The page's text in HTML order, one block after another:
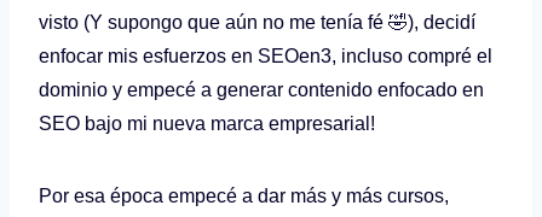
visto (Y supongo que aún no me tenía fé 🤣), decidí
enfocar mis esfuerzos en SEOen3, incluso compré el
dominio y empecé a generar contenido enfocado en
SEO bajo mi nueva marca empresarial!
Por esa época empecé a dar más y más cursos,